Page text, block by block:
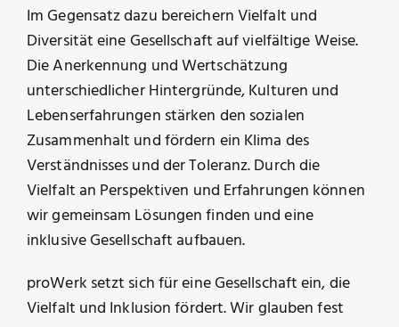
Im Gegensatz dazu bereichern Vielfalt und
Diversität eine Gesellschaft auf vielfältige Weise.
Die Anerkennung und Wertschätzung
unterschiedlicher Hintergründe, Kulturen und
Lebenserfahrungen stärken den sozialen
Zusammenhalt und fördern ein Klima des
Verständnisses und der Toleranz. Durch die
Vielfalt an Perspektiven und Erfahrungen können
wir gemeinsam Lösungen finden und eine
inklusive Gesellschaft aufbauen.
proWerk setzt sich für eine Gesellschaft ein, die
Vielfalt und Inklusion fördert. Wir glauben fest